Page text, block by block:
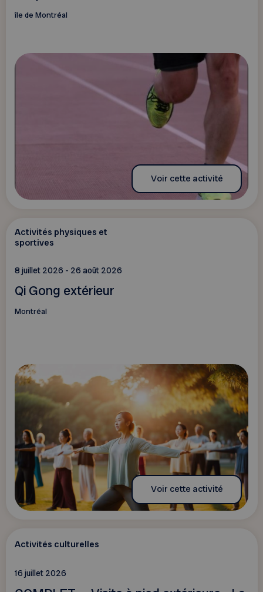
île de Montréal
Voir cette activité
Activités physiques et
sportives
8 juillet 2026 - 26 août 2026
Qi Gong extérieur
Montréal
Voir cette activité
Activités culturelles
16 juillet 2026